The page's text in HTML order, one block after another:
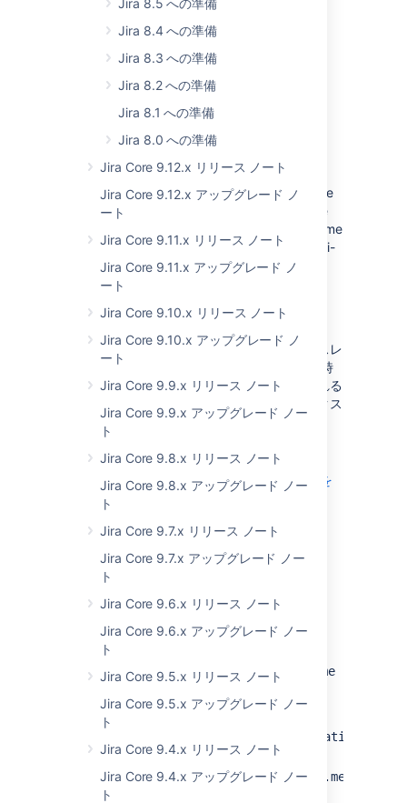
Jira 8.5 への準備
Jira 8.4 への準備
Jira 8.3 への準備
Jira 8.2 への準備
Jira 8.1 への準備
Jira 8.0 への準備
Jira Core 9.12.x リリース ノート
Jira Core 9.12.x アップグレード ノ
ート
Jira Core 9.11.x リリース ノート
Jira Core 9.11.x アップグレード ノ
ート
Jira Core 9.10.x リリース ノート
Jira Core 9.10.x アップグレード ノ
ート
Jira Core 9.9.x リリース ノート
Jira Core 9.9.x アップグレード ノー
ト
Jira Core 9.8.x リリース ノート
Jira Core 9.8.x アップグレード ノー
ト
Jira Core 9.7.x リリース ノート
Jira Core 9.7.x アップグレード ノー
ト
Jira Core 9.6.x リリース ノート
Jira Core 9.6.x アップグレード ノー
ト
Jira Core 9.5.x リリース ノート
Jira Core 9.5.x アップグレード ノー
ト
Jira Core 9.4.x リリース ノート
Jira Core 9.4.x アップグレード ノー
ト
(Data Center)
Status: IMPLEMENTED (01)
JIRA SOFTWARE
Index catch-up is now performed in multiple
the node start-up.
After obtaining a snapshot copy, the node
synchronizes it with the changes between the
time of snapshot creation and the time of the
node start-up. Such synchronization takes time
that might hinder the node start-up. But multi-
threaded index catch-up prevents this
hindrance and, as a result, provides more
improves your instance performance.
この機能はすぐに利用いただけます。マルチスレ
ッドのインデックス キャッチアップは、起動時
にインデックスのスナップショットが利用される
タイミングと、バックアップからのインデックス
リカバリ中にローンチします。
Jira のインデックスの詳細を確認
Jira のインデックス スナップショットの詳細を
Higher accuracy of app
attribution for database usage
Status:
(01)
JIRA SOFTWARE
We’ve improved thedb.core.executionTime
system properties forthe Diagnostics plugin
with the values trueorfalse
with the values